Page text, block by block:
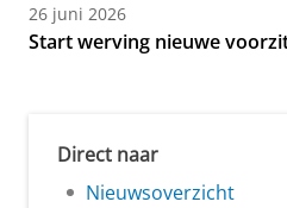
26 juni 2026
Start werving nieuwe
Direct naar
Nieuwsoverzicht